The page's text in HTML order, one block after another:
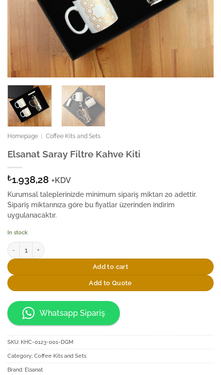
Homepage Coffee Kits and Sets
Elsanat Saray Filtre Kahve Kiti
₺1.938,28 +KDV
Kurumsal taleplerinizde minimum sipariş miktarı 20 adettir.
Sipariş miktarınıza göre bu fiyatlar üzerinden indirim
uygulanacaktır.
In stock
Elsanat Saray Filtre Kahve Kiti quantity
Add to cart
Add to Quote
Whatsapp Sipariş
SKU: KHC-0123-001-DGM
Category: Coffee Kits and Sets
Brand: Elsanat